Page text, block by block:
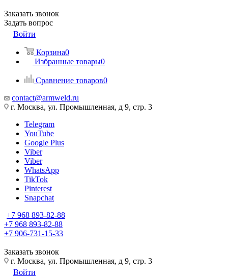
Заказать звонок
Задать вопрос
Войти
Корзина0
Избранные товары0
Сравнение товаров0
contact@armweld.ru
г. Москва, ул. Промышленная, д 9, стр. 3
Telegram
YouTube
Google Plus
Viber
Viber
WhatsApp
TikTok
Pinterest
Snapchat
+7 968 893-82-88
+7 968 893-82-88
+7 906-731-15-33
Заказать звонок
г. Москва, ул. Промышленная, д 9, стр. 3
Войти